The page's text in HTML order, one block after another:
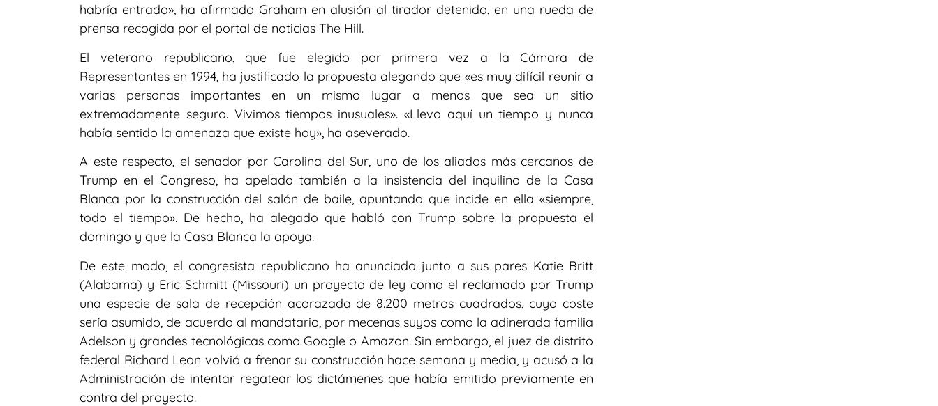
habría entrado», ha afirmado Graham en alusión al tirador detenido, en una rueda de
prensa recogida por el portal de noticias The Hill.
El veterano republicano, que fue elegido por primera vez a la Cámara de
Representantes en 1994, ha justificado la propuesta alegando que «es muy difícil reunir a
varias personas importantes en un mismo lugar a menos que sea un sitio
extremadamente seguro. Vivimos tiempos inusuales». «Llevo aquí un tiempo y nunca
había sentido la amenaza que existe hoy», ha aseverado.
A este respecto, el senador por Carolina del Sur, uno de los aliados más cercanos de
Trump en el Congreso, ha apelado también a la insistencia del inquilino de la Casa
Blanca por la construcción del salón de baile, apuntando que incide en ella «siempre,
todo el tiempo». De hecho, ha alegado que habló con Trump sobre la propuesta el
domingo y que la Casa Blanca la apoya.
De este modo, el congresista republicano ha anunciado junto a sus pares Katie Britt
(Alabama) y Eric Schmitt (Missouri) un proyecto de ley como el reclamado por Trump
una especie de sala de recepción acorazada de 8.200 metros cuadrados, cuyo coste
sería asumido, de acuerdo al mandatario, por mecenas suyos como la adinerada familia
Adelson y grandes tecnológicas como Google o Amazon. Sin embargo, el juez de distrito
federal Richard Leon volvió a frenar su construcción hace semana y media, y acusó a la
Administración de intentar regatear los dictámenes que había emitido previamente en
contra del proyecto.